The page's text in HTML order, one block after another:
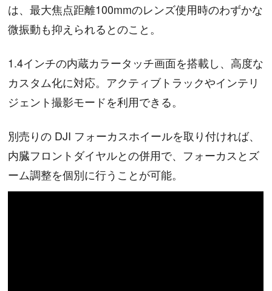
は、最大焦点距離100mmのレンズ使用時のわずかな
微振動も抑えられるとのこと。
1.4インチの内蔵カラータッチ画面を搭載し、高度な
カスタム化に対応。アクティブトラックやインテリ
ジェント撮影モードを利用できる。
別売りの DJI フォーカスホイールを取り付ければ、
内臓フロントダイヤルとの併用で、フォーカスとズ
ーム調整を個別に行うことが可能。